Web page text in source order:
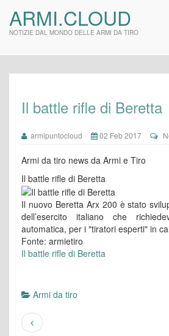
ARMI.CLOUD
NOTIZIE DAL MONDO DELLE ARMI DA TIRO
Il battle rifle di Beretta
armipuntocloud 02 Feb 2017
Armi da tiro news da Armi e Tiro
Il battle rifle di Beretta
Il nuovo Beretta Arx 200 è stato
dell’esercito italiano che
automatica, per i "tiratori esperti" in
Fonte: armietiro
Il battle rifle di Beretta
Armi da tiro